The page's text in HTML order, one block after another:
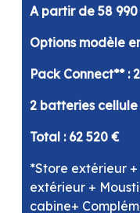
A partir de 58
Options modèle
Pack Connect** :
2 batteries cellule
Total : 62 520 €
*Store extérieur
extérieur +
cabine+